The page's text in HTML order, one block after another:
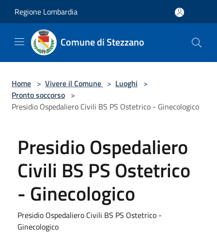
Regione Lombardia
Comune di Stezzano
Home > Vivere il Comune > Luoghi >
Pronto soccorso >
Presidio Ospedaliero Civili BS PS Ostetrico - Ginecologico
Presidio Ospedaliero
Civili BS PS Ostetrico
- Ginecologico
Presidio Ospedaliero Civili BS PS Ostetrico -
Ginecologico